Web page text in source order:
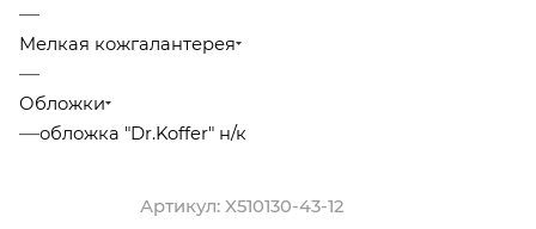
—
Мелкая кожгалантерея
—
Обложки
—обложка "Dr.Koffer" н/к
Артикул: X510130-43-12